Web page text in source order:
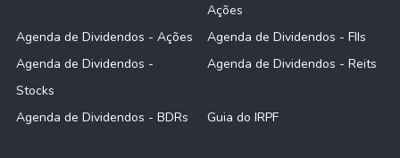
Ações
Agenda de Dividendos - Ações
Agenda de Dividendos - FIIs
Agenda de Dividendos -
Stocks
Agenda de Dividendos - Reits
Agenda de Dividendos - BDRs Guia do IRPF